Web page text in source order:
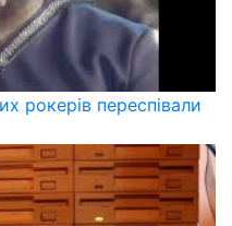
рокерів переспівали